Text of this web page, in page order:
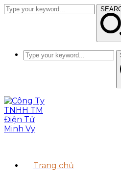
Trang chủ